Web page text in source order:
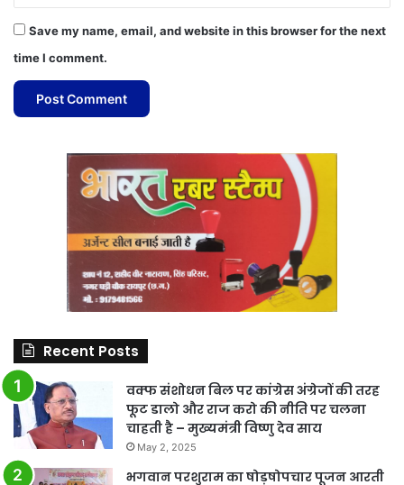
Save my name, email, and website in this browser for the next
time I comment.
Recent Posts
वक्फ संशोधन बिल पर कांग्रेस अंग्रेजों की तरह
फूट डालो और राज करो की नीति पर चलना
चाहती है – मुख्यमंत्री विष्णु देव साय
May 2, 2025
भगवान परशुराम का षोड़षोपचार पूजन आरती